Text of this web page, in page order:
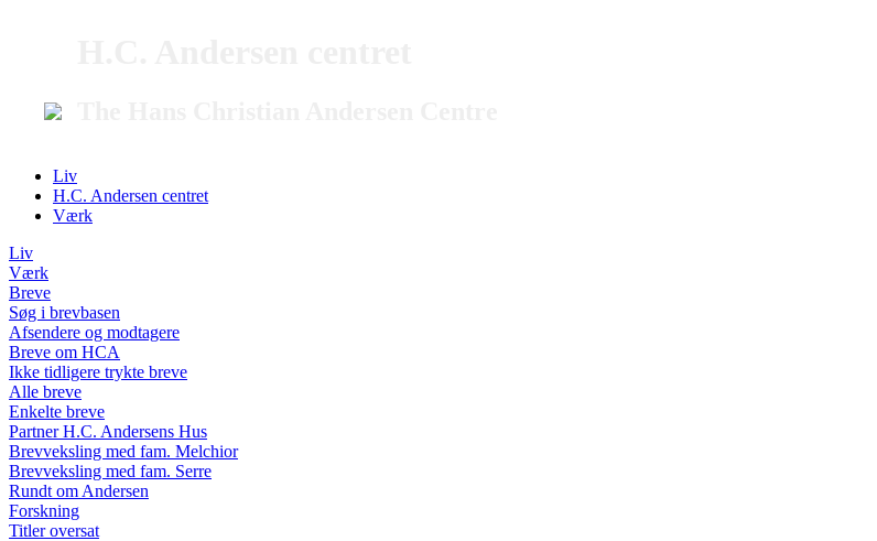
Liv
H.C. Andersen centret
Værk
Liv
Værk
Breve
Søg i brevbasen
Afsendere og modtagere
Breve om HCA
Ikke tidligere trykte breve
Alle breve
Enkelte breve
Partner H.C. Andersens Hus
Brevveksling med fam. Melchior
Brevveksling med fam. Serre
Rundt om Andersen
Forskning
Titler oversat